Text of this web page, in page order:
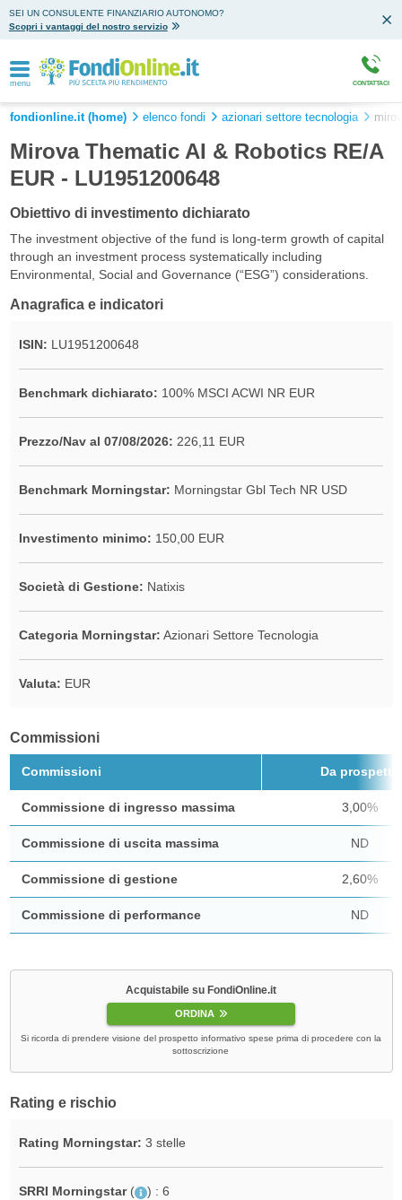
SEI UN CONSULENTE FINANZIARIO AUTONOMO?
Scopri i vantaggi del nostro servizio
menu CONTATTACI
fondionline.it (home) elenco fondi azionari settore tecnologia
Mirova Thematic AI & Robotics RE/A
EUR - LU1951200648
Obiettivo di investimento dichiarato
The investment objective of the fund is long-term growth of capital
through an investment process systematically including
Environmental, Social and Governance (“ESG”) considerations.
Anagrafica e indicatori
ISIN: LU1951200648
Benchmark dichiarato: 100% MSCI ACWI NR EUR
Prezzo/Nav al 07/08/2026: 226,11 EUR
Benchmark Morningstar: Morningstar Gbl Tech NR USD
Investimento minimo: 150,00 EUR
Società di Gestione: Natixis
Categoria Morningstar: Azionari Settore Tecnologia
Valuta: EUR
Commissioni
Commissioni Da prospetto
Commissione di ingresso massima 3,00%
Commissione di uscita massima ND
Commissione di gestione 2,60%
Commissione di performance ND
Acquistabile su FondiOnline.it
ORDINA
Si ricorda di prendere visione del prospetto informativo spese prima di procedere con la
sottoscrizione
Rating e rischio
Rating Morningstar: 3 stelle
SRRI Morningstar ( ) : 6